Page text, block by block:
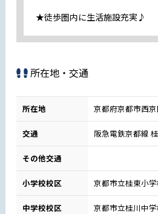
★徒歩圏内に生活施設充実♪
所在地・交通
所在地 京都府京都市西
交通 阪急電鉄京都線
その他交通
小学校校区 京都市立桂東小
中学校校区 京都市立桂川中